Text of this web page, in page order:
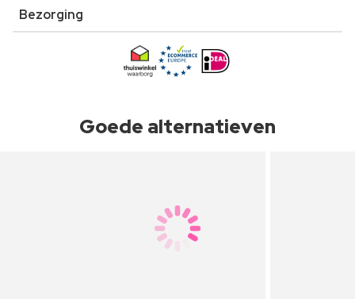
Bezorging
Goede alternatieven